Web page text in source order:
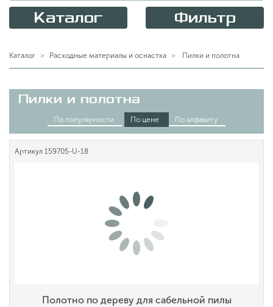
Вход в Личный Кабинет
Каталог
Фильтр
Каталог Расходные материалы и оснастка Пилки и полотна
Пилки и полотна
По популярности По цене По алфавиту
Артикул 159705-U-18
Полотно по дереву для сабельной пилы